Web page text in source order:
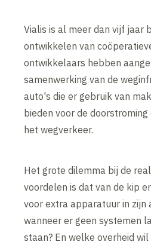
Vialis is al meer dan vijf jaar
ontwikkelen van
ontwikkelaars hebben
samenwerking van de
auto's die er gebruik van
bieden voor de
het wegverkeer.
Het grote dilemma bij de
voordelen is dat van de kip
voor extra apparatuur in zijn
wanneer er geen systemen
staan? En welke overheid